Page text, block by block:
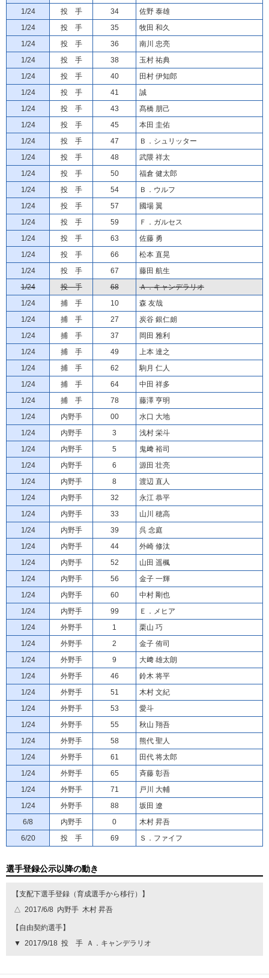
1/24
投 手 34
佐野 泰雄
1/24
投 手 35
牧田 和久
1/24
投 手 36
南川 忠亮
1/24
投 手 38
玉村 祐典
1/24
投 手 40
田村 伊知郎
1/24
投 手 41
誠
1/24
投 手 43
髙橋 朋己
1/24
投 手 45
本田 圭佑
1/24
投 手 47
Ｂ．シュリッター
1/24
投 手 48
武隈 祥太
1/24
投 手 50
福倉 健太郎
1/24
投 手 54
Ｂ．ウルフ
1/24
投 手 57
國場 翼
1/24
投 手 59
Ｆ．ガルセス
1/24
投 手 63
佐藤 勇
1/24
投 手 66
松本 直晃
1/24
投 手 67
藤田 航生
1/24
投 手 68
Ａ．キャンデラリオ
1/24
捕 手 10
森 友哉
1/24
捕 手 27
炭谷 銀仁朗
1/24
捕 手 37
岡田 雅利
1/24
捕 手 49
上本 達之
1/24
捕 手 62
駒月 仁人
1/24
捕 手 64
中田 祥多
1/24
捕 手 78
藤澤 亨明
1/24
内野手 00
水口 大地
1/24
内野手 3
浅村 栄斗
1/24
内野手 5
鬼﨑 裕司
1/24
内野手 6
源田 壮亮
1/24
内野手 8
渡辺 直人
1/24
内野手 32
永江 恭平
1/24
内野手 33
山川 穂高
1/24
内野手 39
呉 念庭
1/24
内野手 44
外崎 修汰
1/24
内野手 52
山田 遥楓
1/24
内野手 56
金子 一輝
1/24
内野手 60
中村 剛也
1/24
内野手 99
Ｅ．メヒア
1/24
外野手 1
栗山 巧
1/24
外野手 2
金子 侑司
1/24
外野手 9
大﨑 雄太朗
1/24
外野手 46
鈴木 将平
1/24
外野手 51
木村 文紀
1/24
外野手 53
愛斗
1/24
外野手 55
秋山 翔吾
1/24
外野手 58
熊代 聖人
1/24
外野手 61
田代 将太郎
1/24
外野手 65
斉藤 彰吾
1/24
外野手 71
戸川 大輔
1/24
外野手 88
坂田 遼
6/8
内野手 0
木村 昇吾
6/20
投 手 69 Ｓ．ファイフ
選手登録公示以降の動き
【支配下選手登録（育成選手から移行）】
△ 2017/6/8 内野手 木村 昇吾
【自由契約選手】
▼ 2017/9/18 投 手 Ａ．キャンデラリオ